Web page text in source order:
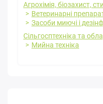
Агрохімія, біозахист,
Ветеринарні
Засоби миючі і
Сільгосптехніка та
Мийна техніка